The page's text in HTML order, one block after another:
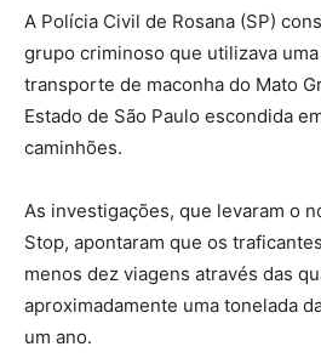
A Polícia Civil de Rosana (SP)
grupo criminoso que utilizava
transporte de maconha do Mato
Estado de São Paulo escondida
caminhões.
As investigações, que levaram o
Stop, apontaram que os
menos dez viagens através das
aproximadamente uma tonelada
um ano.